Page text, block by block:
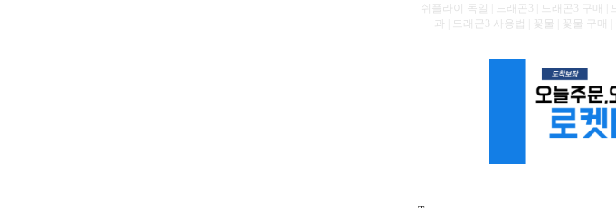
쉬플라이 독일 | 드래곤3 | 드래곤3 구매 |
과 | 드래곤3 사용법 | 꽃물 | 꽃물 구매